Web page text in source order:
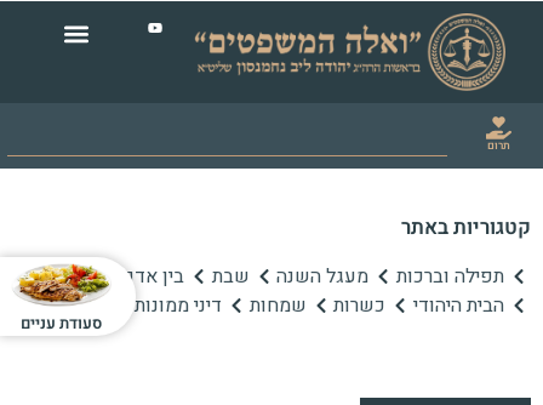
תרום
קטגוריות באתר
תפילה וברכות מעגל השנה שבת
בין אדם לחברו
הבית היהודי
כשרות שמחות דיני ממונות
סעודת עניים